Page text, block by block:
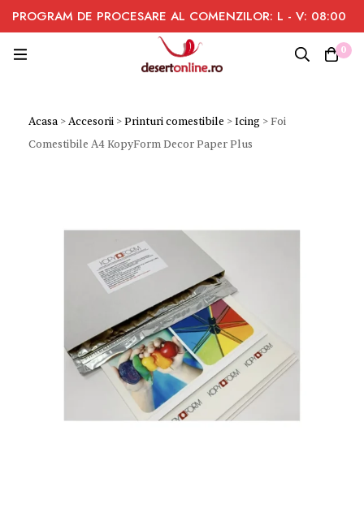
PROGRAM DE PROCESARE AL COMENZILOR: L - V: 08:00
- 16:00
0
Acasa >Accesorii >Printuri comestibile >Icing > Foi
Comestibile A4 KopyForm Decor Paper Plus